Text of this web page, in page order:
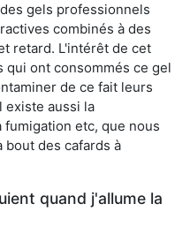
gels professionnels
combinés à des
retard. L'intérêt de cet
ont consommés ce gel
de ce fait leurs
existe aussi la
etc, que nous
des cafards à
quand j'allume la